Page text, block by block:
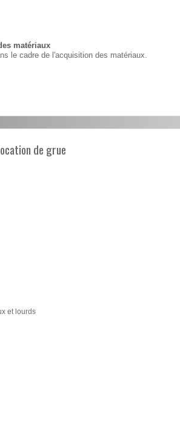
matériaux
le cadre de l'acquisition des matériaux.
de grue
et lourds